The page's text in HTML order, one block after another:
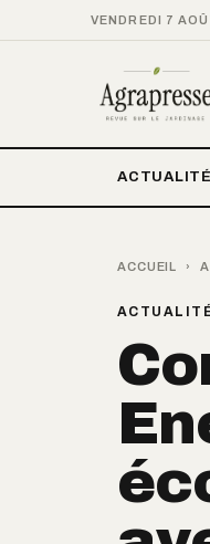
VENDREDI 7
ACCUEIL ›